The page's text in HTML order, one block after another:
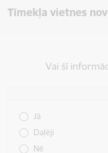
Tīmekļa vietnes
Vai šī
Jā
Daļēji
Nē